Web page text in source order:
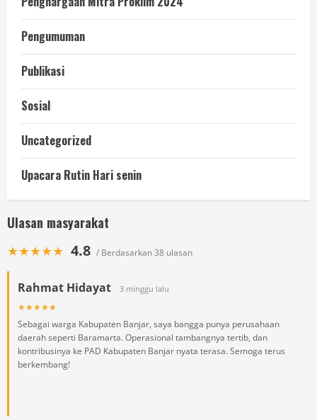
Pengumuman
Publikasi
Sosial
Uncategorized
Upacara Rutin Hari senin
Ulasan masyarakat
★★★★★ 4.8 / Berdasarkan 38 ulasan
Rahmat Hidayat 3 minggu lalu
★★★★★
Sebagai warga Kabupaten Banjar, saya bangga punya perusahaan
daerah seperti Baramarta. Operasional tambangnya tertib, dan
kontribusinya ke PAD Kabupaten Banjar nyata terasa. Semoga terus
berkembang!